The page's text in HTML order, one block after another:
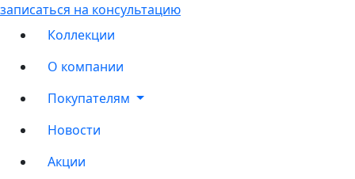
записаться на консультацию
Коллекции
О компании
Покупателям
Новости
Акции